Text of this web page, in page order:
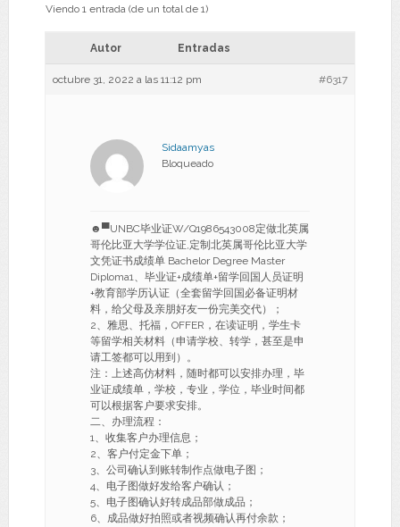
Viendo 1 entrada (de un total de 1)
Autor Entradas
octubre 31, 2022 a las 11:12 pm #6317
Sidaamyas
Bloqueado
☻▀UNBC毕业证W/Q1986543008定做北英属
哥伦比亚大学学位证,定制北英属哥伦比亚大学
文凭证书成绩单 Bachelor Degree Master
Diploma1、毕业证+成绩单+留学回国人员证明
+教育部学历认证（全套留学回国必备证明材
料，给父母及亲朋好友一份完美交代）；
2、雅思、托福，OFFER，在读证明，学生卡
等留学相关材料（申请学校、转学，甚至是申
请工签都可以用到）。
注：上述高仿材料，随时都可以安排办理，毕
业证成绩单，学校，专业，学位，毕业时间都
可以根据客户要求安排。
二、办理流程：
1、收集客户办理信息；
2、客户付定金下单；
3、公司确认到账转制作点做电子图；
4、电子图做好发给客户确认；
5、电子图确认好转成品部做成品；
6、成品做好拍照或者视频确认再付余款；